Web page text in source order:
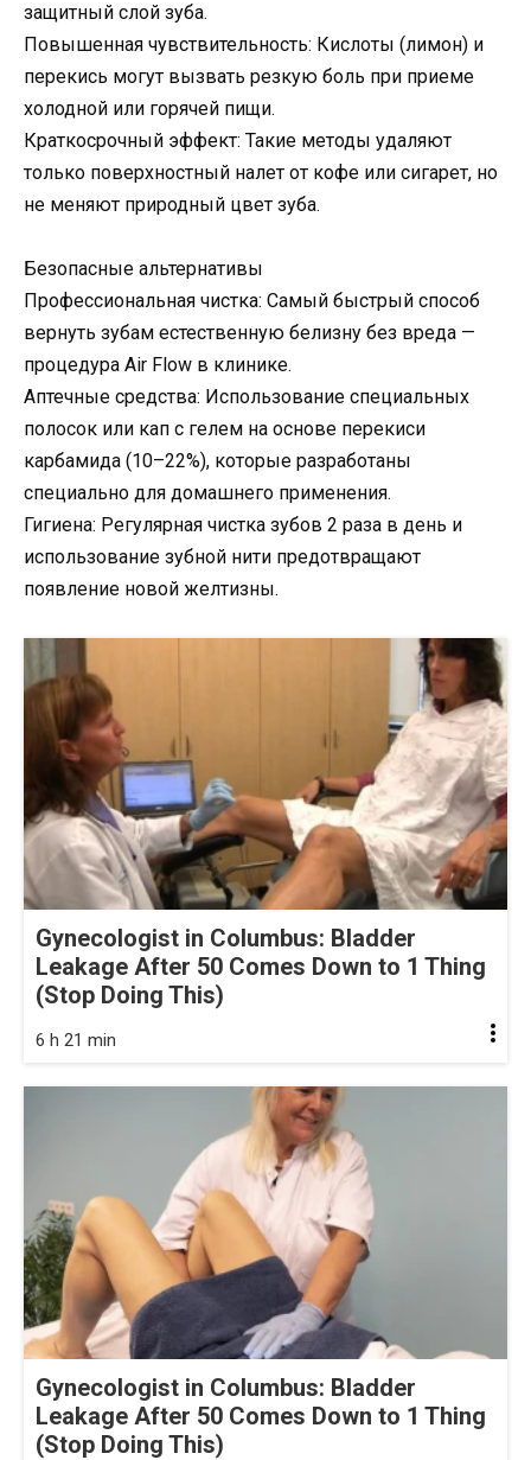
защитный слой зуба.
Повышенная чувствительность: Кислоты (лимон) и
перекись могут вызвать резкую боль при приеме
холодной или горячей пищи.
Краткосрочный эффект: Такие методы удаляют
только поверхностный налет от кофе или сигарет, но
не меняют природный цвет зуба.
Безопасные альтернативы
Профессиональная чистка: Самый быстрый способ
вернуть зубам естественную белизну без вреда —
процедура Air Flow в клинике.
Аптечные средства: Использование специальных
полосок или кап с гелем на основе перекиси
карбамида (10–22%), которые разработаны
специально для домашнего применения.
Гигиена: Регулярная чистка зубов 2 раза в день и
использование зубной нити предотвращают
появление новой желтизны.
Gynecologist in Columbus: Bladder
Leakage After 50 Comes Down to 1 Thing
(Stop Doing This)
6 h 21 min
Gynecologist in Columbus: Bladder
Leakage After 50 Comes Down to 1 Thing
(Stop Doing This)